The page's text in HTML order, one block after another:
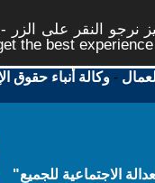
نرجو النقر على
the best
-وكالة أنباء حقوق
الاجتماعية للجميع"